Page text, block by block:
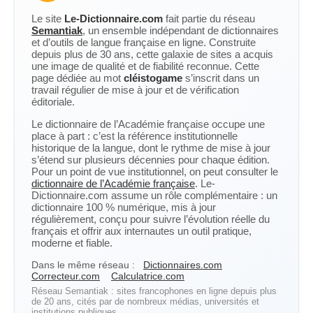
Le site Le-Dictionnaire.com fait partie du réseau
Semantiak, un ensemble indépendant de dictionnaires
et d’outils de langue française en ligne. Construite
depuis plus de 30 ans, cette galaxie de sites a acquis
une image de qualité et de fiabilité reconnue. Cette
page dédiée au mot cléistogame s’inscrit dans un
travail régulier de mise à jour et de vérification
éditoriale.
Le dictionnaire de l’Académie française occupe une
place à part : c’est la référence institutionnelle
historique de la langue, dont le rythme de mise à jour
s’étend sur plusieurs décennies pour chaque édition.
Pour un point de vue institutionnel, on peut consulter le
dictionnaire de l’Académie française. Le-
Dictionnaire.com assume un rôle complémentaire : un
dictionnaire 100 % numérique, mis à jour
régulièrement, conçu pour suivre l’évolution réelle du
français et offrir aux internautes un outil pratique,
moderne et fiable.
Dans le même réseau :
Dictionnaires.com
Correcteur.com
Calculatrice.com
Réseau Semantiak : sites francophones en ligne depuis plus
de 20 ans, cités par de nombreux médias, universités et